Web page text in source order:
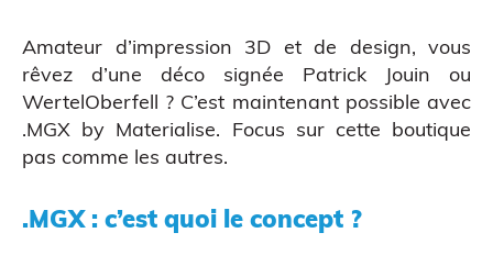
Amateur d’impression 3D et de design, vous
rêvez d’une déco signée Patrick Jouin ou
WertelOberfell ? C’est maintenant possible avec
.MGX by Materialise. Focus sur cette boutique
pas comme les autres.
.MGX : c’est quoi le concept ?